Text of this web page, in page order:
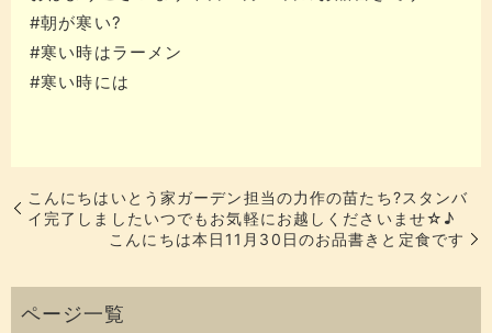
#朝が寒い?
#寒い時はラーメン
#寒い時には
こんにちはいとう家ガーデン担当の力作の苗たち?スタンバ
イ完了しました️いつでもお気軽にお越しくださいませ☆♪
こんにちは本日11月30日のお品書きと定食です